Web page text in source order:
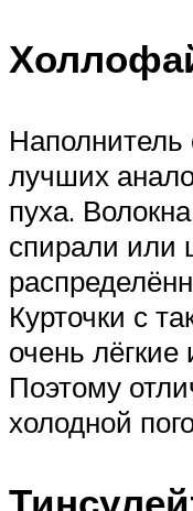
Наполнитель
лучших
пуха.
спирали или
Курточки с
очень
Поэтому
холодной